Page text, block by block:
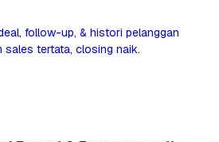
follow-up, & histori pelanggan
sales tertata, closing naik.